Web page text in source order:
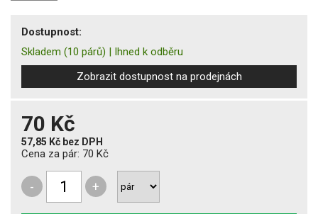
Dostupnost:
Skladem (10 párů) | Ihned k odběru
Zobrazit dostupnost na prodejnách
70 Kč
57,85 Kč bez DPH
Cena za pár: 70 Kč
- +